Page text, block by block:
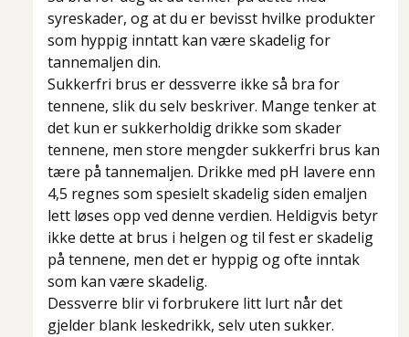
syreskader, og at du er bevisst hvilke produkter
som hyppig inntatt kan være skadelig for
tannemaljen din.
Sukkerfri brus er dessverre ikke så bra for
tennene, slik du selv beskriver. Mange tenker at
det kun er sukkerholdig drikke som skader
tennene, men store mengder sukkerfri brus kan
tære på tannemaljen. Drikke med pH lavere enn
4,5 regnes som spesielt skadelig siden emaljen
lett løses opp ved denne verdien. Heldigvis betyr
ikke dette at brus i helgen og til fest er skadelig
på tennene, men det er hyppig og ofte inntak
som kan være skadelig.
Dessverre blir vi forbrukere litt lurt når det
gjelder blank leskedrikk, selv uten sukker.